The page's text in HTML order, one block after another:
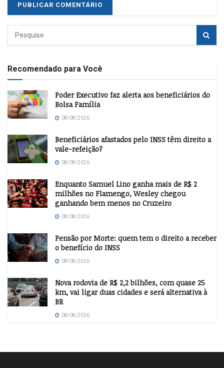
Recomendado para Você
Poder Executivo faz alerta aos beneficiários do
Bolsa Família
08/08/2026
Beneficiários afastados pelo INSS têm direito a
vale-refeição?
08/08/2026
Enquanto Samuel Lino ganha mais de R$ 2
milhões no Flamengo, Wesley chegou
ganhando bem menos no Cruzeiro
08/08/2026
Pensão por Morte: quem tem o direito a receber
o benefício do INSS
08/08/2026
Nova rodovia de R$ 2,2 bilhões, com quase 25
km, vai ligar duas cidades e será alternativa à
BR
08/08/2026